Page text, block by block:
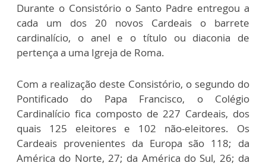
Durante o Consistório o Santo Padre entregou a
cada um dos 20 novos Cardeais o barrete
cardinalício, o anel e o título ou diaconia de
pertença a uma Igreja de Roma.
Com a realização deste Consistório, o segundo do
Pontificado do Papa Francisco, o Colégio
Cardinalício fica composto de 227 Cardeais, dos
quais 125 eleitores e 102 não-eleitores. Os
Cardeais provenientes da Europa são 118; da
América do Norte, 27; da América do Sul, 26; da